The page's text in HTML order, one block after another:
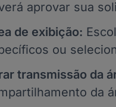
aprovar sua
de exibição:
ou
transmissão da
da